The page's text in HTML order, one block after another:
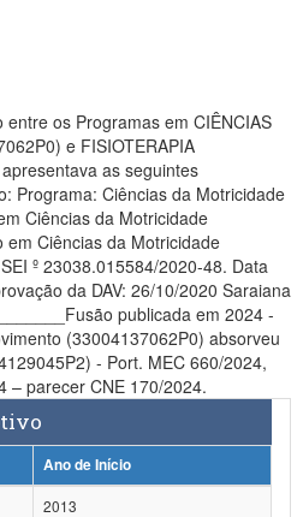
Direitos Humanos
os Programas em CIÊNCIAS
e FISIOTERAPIA
as seguintes
Programa: Ciências da Motricidade
Ciências da Motricidade
Ciências da Motricidade
º 23038.015584/2020-48. Data
da DAV: 26/10/2020 Saraiana
publicada em 2024 -
(33004137062P0) absorveu
- Port. MEC 660/2024,
– parecer CNE 170/2024.
Ano de Início
2013